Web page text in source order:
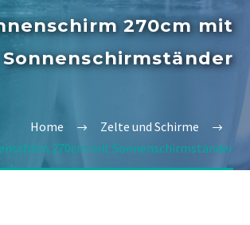
270cm mit
Sonnenschirmständer
Home
Zelte und Schirme
270cm mit Sonnenschirmständer